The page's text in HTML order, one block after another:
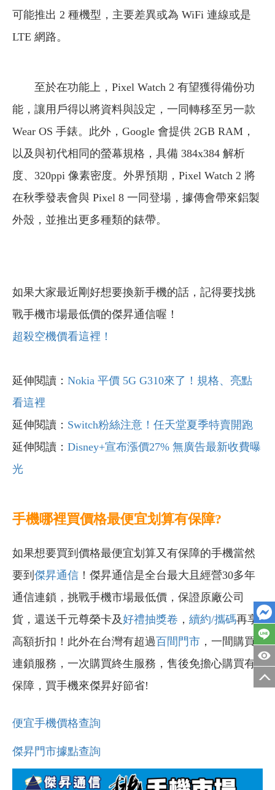
可能推出 2 種機型，主要差異或為 WiFi 連線或是
LTE 網路。
至於在功能上，Pixel Watch 2 有望獲得備份功
能，讓用戶得以將資料與設定，一同轉移至另一款
Wear OS 手錶。此外，Google 會提供 2GB RAM，
以及與初代相同的螢幕規格，具備 384x384 解析
度、320ppi 像素密度。外界預期，Pixel Watch 2 將
在秋季發表會與 Pixel 8 一同登場，據傳會帶來鋁製
外殼，並推出更多種類的錶帶。
如果大家最近剛好想要換新手機的話，記得要找挑
戰手機市場最低價的傑昇通信喔！
超殺空機價看這裡！
延伸閱讀： Nokia 平價 5G G310來了！規格、亮點
看這裡
延伸閱讀： Switch粉絲注意！任天堂夏季特賣開跑
延伸閱讀： Disney+宣布漲價27% 無廣告最新收費曝
光
手機哪裡買價格最便宜划算有保障?
如果想要買到價格最便宜划算又有保障的手機當然
要到 傑昇通信 ！傑昇通信是全台最大且經營30多年
通信連鎖，挑戰手機市場最低價，保證原廠公司
貨，還送千元尊榮卡及好禮抽獎卷 ， 續約/攜碼再享
高額折扣！此外在台灣有超過百間門市 ，一間購買
連鎖服務，一次購買終生服務，售後免擔心購買有
保障，買手機來傑昇好節省!
便宜手機價格查詢
傑昇門市據點查詢